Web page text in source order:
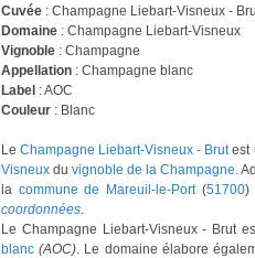
Cuvée : Champagne Liebart-Visneux -
Domaine : Champagne Liebart-Visneux
Vignoble : Champagne
Appellation : Champagne blanc
Label : AOC
Couleur : Blanc
LeChampagne Liebart-Visneux - Brutest
Visneux du vignoble de la Champagne.
la commune de Mareuil-le-Port(51700)
coordonnées.
Le Champagne Liebart-Visneux - Brut
blanc (AOC). Le domaine élabore